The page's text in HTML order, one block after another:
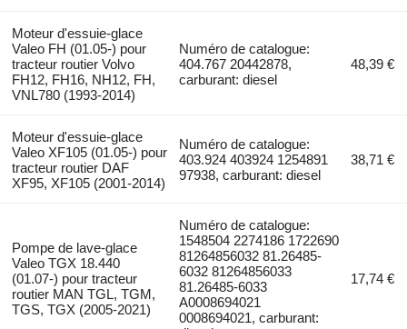
Moteur d'essuie-glace
Valeo FH (01.05-) pour
tracteur routier Volvo
FH12, FH16, NH12, FH,
VNL780 (1993-2014)
Numéro de catalogue:
404.767 20442878,
carburant: diesel
48,39 €
Moteur d'essuie-glace
Valeo XF105 (01.05-) pour
tracteur routier DAF
XF95, XF105 (2001-2014)
Numéro de catalogue:
403.924 403924 1254891
97938, carburant: diesel
38,71 €
Pompe de lave-glace
Valeo TGX 18.440
(01.07-) pour tracteur
routier MAN TGL, TGM,
TGS, TGX (2005-2021)
Numéro de catalogue:
1548504 2274186 1722690
81264856032 81.26485-
6032 81264856033
81.26485-6033
A0008694021
0008694021, carburant:
17,74 €